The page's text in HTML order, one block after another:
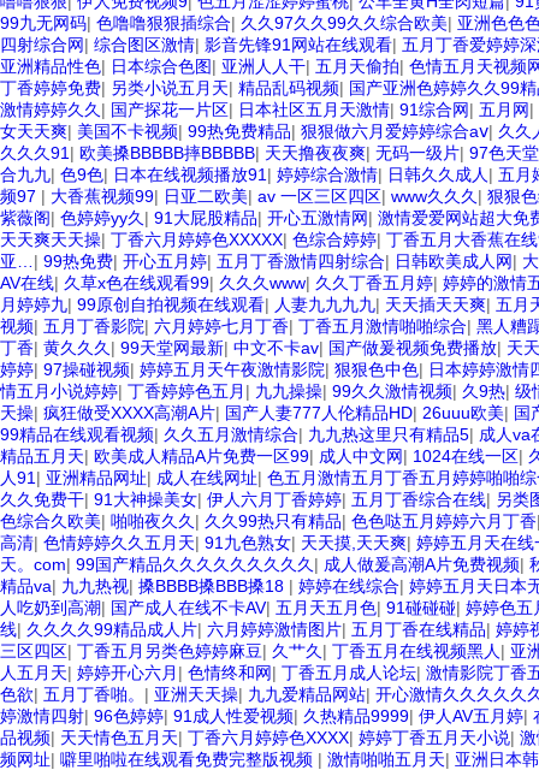
99九无网码| 色噜噜狠狠插综合| 久久97久久99久久综合欧美| 亚洲色色
四射综合网| 综合图区激情| 影音先锋91网站在线观看| 五月丁香爱婷婷
亚洲精品性色| 日本综合色图| 亚洲人人干| 五月天偷拍| 色情五月天视频
丁香婷婷免费| 另类小说五月天| 精品乱码视频| 国产亚洲色婷婷久久99
激情婷婷久久 | 国产探花一片区| 日本社区五月天激情| 91综合网| 五月网|
女天天爽| 美国不卡视频| 99热免费精品| 狠狠做六月爱婷婷综合aⅴ| 久久
久久久91 | 欧美搡BBBBB摔BBBBB| 天天撸夜夜爽| 无码一级片| 97色天堂
合九九| 色9色| 日本在线视频播放91 | 婷婷综合激情| 日韩久久成人 | 五月
频97 | 大香蕉视频99| 日亚二欧美| av 一区三区四区| www久久久 | 狠狠
紫薇阁| 色婷婷yy久 | 91大屁股精品| 开心五激情网| 激情爱爱网站超大免
天天爽天天操| 丁香六月婷婷色XXXXX| 色综合婷婷| 丁香五月大香蕉在
亚… | 99热免费| 开心五月婷| 五月丁香激情四射综合| 日韩欧美成人网|
AV在线| 久草x色在线观看99| 久久久www| 久久丁香五月婷| 婷婷的激情
月婷婷九| 99原创自拍视频在线观看| 人妻九九九九| 天天插天天爽| 五月
视频| 五月丁香影院| 六月婷婷七月丁香| 丁香五月激情啪啪综合| 黑人糟
丁香| 黄久久久 | 99天堂网最新| 中文不卡av| 国产做爰视频免费播放| 天
婷婷| 97操碰视频| 婷婷五月天午夜激情影院| 狠狠色中色| 日本婷婷激情
情五月小说婷婷| 丁香婷婷色五月 | 九九操操| 99久久激情视频| 久9热| 级
天操| 疯狂做受XXXX高潮A片| 国产人妻777人伦精品HD| 26uuu欧美| 国
99精品在线观看视频| 久久五月激情综合| 九九热这里只有精品5| 成人va
精品五月天| 欧美成人精品A片免费一区99| 成人中文网| 1024在线一区|
人91 | 亚洲精品网址| 成人在线网址| 色五月激情五月丁香五月婷婷啪啪
久久免费干| 91大神操美女| 伊人六月丁香婷婷| 五月丁香综合在线| 另类
色综合久欧美| 啪啪夜久久 | 久久99热只有精品| 色色哒五月婷婷六月丁香
高清| 色情婷婷久久五月天| 91九色熟女| 天天摸,天天爽| 婷婷五月天在线
天。com| 99国产精品久久久久久久久久久 | 成人做爰高潮A片免费视频|
精品va| 九九热视| 搡BBBB搡BBB搡18 | 婷婷在线综合| 婷婷五月天日本
人吃奶到高潮| 国产成人在线不卡AV| 五月天五月色| 91碰碰碰| 婷婷色五
线| 久久久久99精品成人片| 六月婷婷激情图片| 五月丁香在线精品| 婷婷
三区四区| 丁香五月另类色婷婷麻豆| 久艹久 | 丁香五月在线视频黑人 | 亚
人五月天| 婷婷开心六月 | 色情终和网| 丁香五月成人论坛| 激情影院丁香
色欲| 五月丁香啪。 | 亚洲天天操| 九九爱精品网站| 开心激情久久久久久
婷激情四射| 96色婷婷| 91成人性爱视频| 久热精品9999| 伊人AV五月婷|
品视频| 天天情色五月天| 丁香六月婷婷色XXXX| 婷婷丁香五月天小说|
频网址| 噼里啪啦在线观看免费完整版视频 | 激情啪啪五月天| 亚洲日本